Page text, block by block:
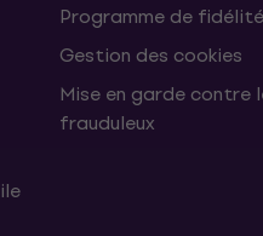
Programme de
Gestion des cookies
Mise en garde contre
frauduleux